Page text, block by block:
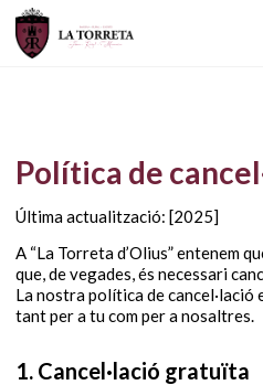
Política de
Última actualització: [2025]
A “La Torreta d’Olius” entenem
que, de vegades, és necessari
La nostra política de cancel·lació
tant per a tu com per a nosaltres.
1. Cancel·lació gratuïta